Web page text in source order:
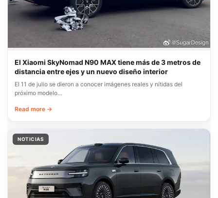
El Xiaomi SkyNomad N90 MAX tiene más de 3 metros de
distancia entre ejes y un nuevo diseño interior
El 11 de julio se dieron a conocer imágenes reales y nítidas del
próximo modelo…
Read more →
NOTICIAS